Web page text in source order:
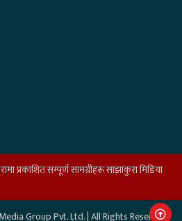
प्रकाशित सम्पूर्ण सामग्रीहरू साझाकुरा मिडिया
Group Pvt. Ltd. | All Rights Reserved.